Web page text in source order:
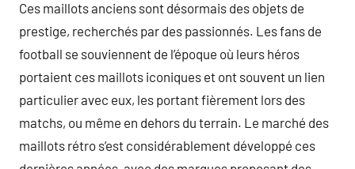
Ces maillots anciens sont désormais des objets de
prestige, recherchés par des passionnés. Les fans de
football se souviennent de l’époque où leurs héros
portaient ces maillots iconiques et ont souvent un lien
particulier avec eux, les portant fièrement lors des
matchs, ou même en dehors du terrain. Le marché des
maillots rétro s’est considérablement développé ces